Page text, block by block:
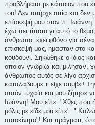
προβλήματα με κάποιον που
του! Δεν υπήρχε αιτία και
επίσκεψή μου στον π. Ιωάννη,
έχω πει τίποτα γι αυτό το
άνθρωπο, έχει φθόνο για
επίσκεψή μας, ήμασταν στο
κουδούνι. Σηκώθηκε ο ίδιος
οποίον γνώριζα και μίλησαν,
άνθρωπος αυτός σε λίγο
καταλάβουμε τι είχε συμβεί!
αυτόν τυχαία και μου ζήτησε
Ιωάννη! Μου είπε: "Χθες που
μόλις με είδε μου είπε". "
αυτοκίνητο"! Και πράγματι,